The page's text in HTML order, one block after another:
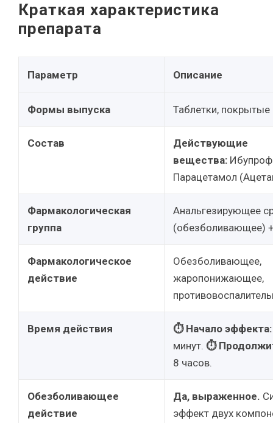
Краткая характеристика
препарата
Параметр Описание
Формы выпуска Таблетки,
Состав
Действующие
вещества:
Парацетамол
Фармакологическая
группа
Анальгезирующее
(обезболивающее)
Фармакологическое
действие
Обезболивающее,
жаропонижающее,
Время действия ⏱ Начало эффекта:
минут. ⏱
8 часов.
Обезболивающее
действие
Да, выраженное.
эффект двух